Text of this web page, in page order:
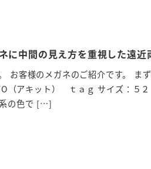
に中間の見え方を重視した遠
お客様のメガネのご紹介です。 ま
（アキット） ｔａｇ サイズ：５
の色で […]